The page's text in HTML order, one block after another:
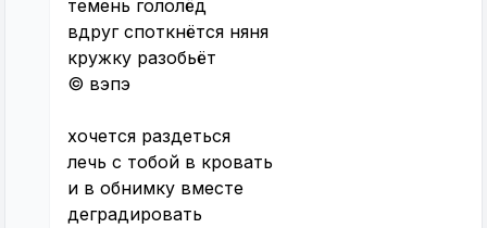
темень гололёд
вдруг споткнётся няня
кружку разобьёт
© вэпэ
хочется раздеться
лечь с тобой в кровать
и в обнимку вместе
деградировать